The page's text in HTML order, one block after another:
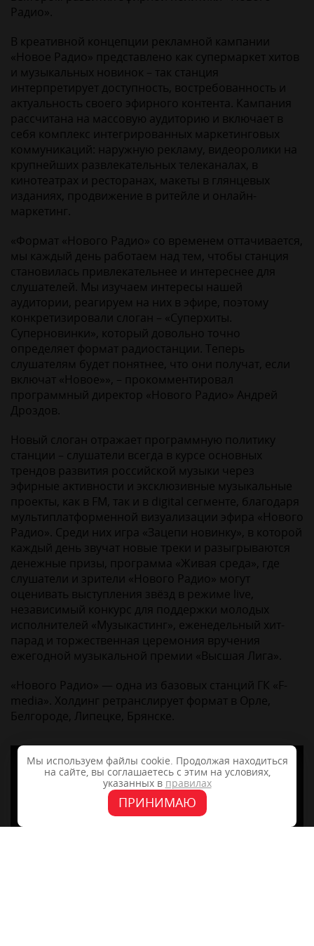
Радио».
В креативной концепции рекламной кампании
«Новое Радио» представлено как супермаркет хитов
и музыкальных новинок – так станция
интерпретирует доступность, востребованность и
актуальность своего эфирного контента. Кампания
рассчитана на массовую аудиторию и включает в
себя комплекс интегрированных маркетинговых
коммуникаций: наружную рекламу, видеоролики на
крупнейших развлекательных телеканалах, в
кинотеатрах и ресторанах, макеты в глянцевых
изданиях, продвижение в ритейле и онлайн-
маркетинг.
«Формат «Нового Радио» со временем оттачивается,
мы каждый день работаем над тем, чтобы станция
становилась привлекательнее и интереснее для
слушателей. Мы изучаем интересы нашей
аудитории, реагируем на них в эфире, поэтому
конкретизировали слоган – «Суперхиты.
Суперновинки», который довольно точно
определяет формат радиостанции. Теперь
слушателям будет понятнее, что они получат, если
включат «Новое»», – прокомментировал
программный директор «Нового Радио» Андрей
Дроздов.
Новый слоган отражает программную политику
станции – слушатели всегда в курсе основных
трендов развития российской музыки через
эфирные активности и эксклюзивные музыкальные
проекты, как в FM, так и в digital сегменте, благодаря
мультиплатформенной визуализации эфира «Нового
Радио». Среди них игра «Зацепи новинку», в которой
каждый день звучат новые треки и разыгрываются
денежные призы, программа «Живая среда», где
слушатели и зрители «Нового Радио» могут
оценивать выступления звёзд в режиме live,
независимый конкурс для поддержки молодых
исполнителей «Музыкастинг», еженедельный хит-
парад и торжественная церемония вручения
ежегодной музыкальной премии «Высшая Лига».
«Нового Радио» — одна из базовых станций ГК «F-
media». Холдинг ретранслирует формат в Орле,
Белгороде, Липецке, Брянске.
Мы используем файлы cookie. Продолжая находиться
на сайте, вы соглашаетесь с этим на условиях,
указанных в правилах
ПРИНИМАЮ